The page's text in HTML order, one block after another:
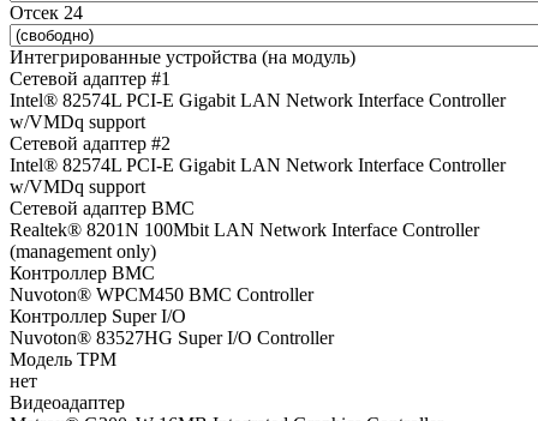
Отсек 24
Интегрированные устройства (на модуль)
Сетевой адаптер #1
Intel® 82574L PCI-E Gigabit LAN Network Interface Controller
w/VMDq support
Сетевой адаптер #2
Intel® 82574L PCI-E Gigabit LAN Network Interface Controller
w/VMDq support
Сетевой адаптер BMC
Realtek® 8201N 100Mbit LAN Network Interface Controller
(management only)
Контроллер BMC
Nuvoton® WPCM450 BMC Controller
Контроллер Super I/O
Nuvoton® 83527HG Super I/O Controller
Модель TPM
нет
Видеоадаптер